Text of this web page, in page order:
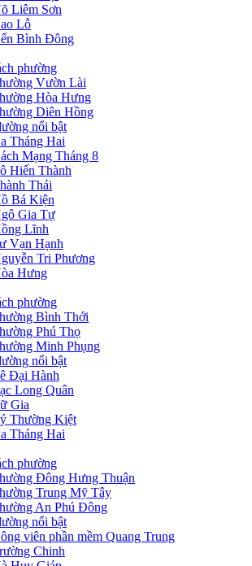
Liêm Sơn
Lỗ
Bình Đông
phường
Vườn Lài
Hòa Hưng
Diên Hồng
nổi bật
Tháng Hai
Mạng Tháng 8
Hiến Thành
Thái
Bá Kiện
Gia Tự
Lĩnh
Vạn Hạnh
Tri Phương
Hưng
phường
Bình Thới
Phú Thọ
Minh Phụng
nổi bật
Đại Hành
Long Quân
Gia
Thường Kiệt
Tháng Hai
phường
Đông Hưng Thuận
Trung Mỹ Tây
An Phú Đông
nổi bật
viên phần mềm Quang Trung
Chinh